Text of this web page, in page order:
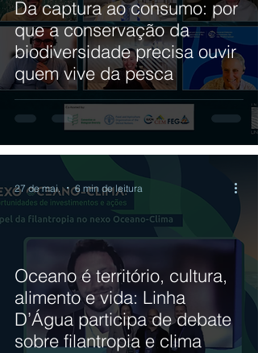
Da captura ao consumo: por
que a conservação da
biodiversidade precisa ouvir
quem vive da pesca
Oceano é território, cultura,
alimento e vida: Linha
D’Água participa de debate
sobre filantropia e clima
27 de mai. 6 min de leitura